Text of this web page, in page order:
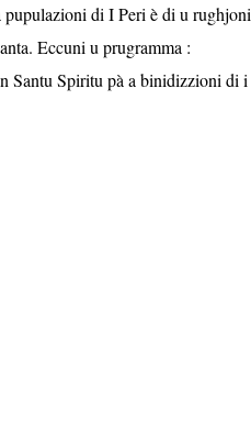
di I Peri è di u rughjoni
Eccuni u prugramma :
Santu Spiritu pà a binidizzioni di i